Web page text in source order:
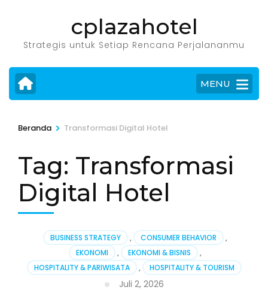
konten
Enter)
cplazahotel
Strategis untuk Setiap Rencana Perjalananmu
MENU
Beranda > Transformasi Digital Hotel
Tag: Transformasi
Digital Hotel
BUSINESS STRATEGY , CONSUMER BEHAVIOR
,
EKONOMI
, EKONOMI & BISNIS
,
HOSPITALITY & PARIWISATA
, HOSPITALITY & TOURISM
Juli 2, 2026